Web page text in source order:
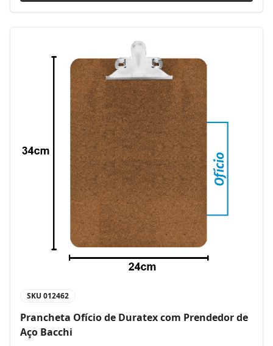
SKU 012462
Prancheta Ofício de Duratex com Prendedor de
Aço Bacchi